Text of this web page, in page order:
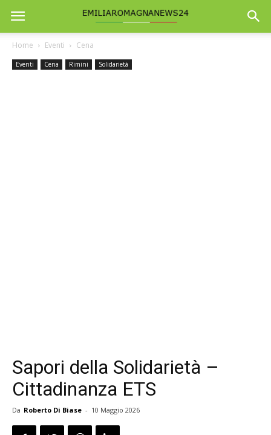
Home Eventi Cena
Eventi Cena Rimini Solidarietà
Sapori della Solidarietà –
Cittadinanza ETS
Da Roberto Di Biase - 10 Maggio 2026